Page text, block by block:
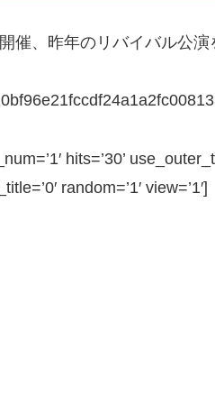
催、昨年のリバイバル公
hits=’30’
random=’1′ view=’1′]